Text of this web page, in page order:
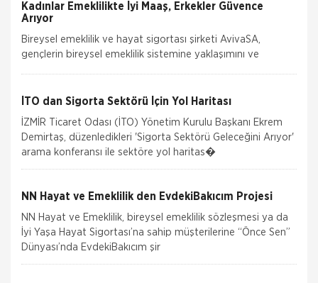
Kadınlar Emeklilikte İyi Maaş, Erkekler Güvence
Arıyor
Bireysel emeklilik ve hayat sigortası şirketi AvivaSA,
gençlerin bireysel emeklilik sistemine yaklaşımını ve
İTO dan Sigorta Sektörü İçin Yol Haritası
İZMİR Ticaret Odası (İTO) Yönetim Kurulu Başkanı Ekrem
Demirtaş, düzenledikleri 'Sigorta Sektörü Geleceğini Arıyor'
arama konferansı ile sektöre yol haritas�
NN Hayat ve Emeklilik den EvdekiBakıcım Projesi
NN Hayat ve Emeklilik, bireysel emeklilik sözleşmesi ya da
İyi Yaşa Hayat Sigortası’na sahip müşterilerine “Önce Sen”
Dünyası’nda EvdekiBakıcım şir